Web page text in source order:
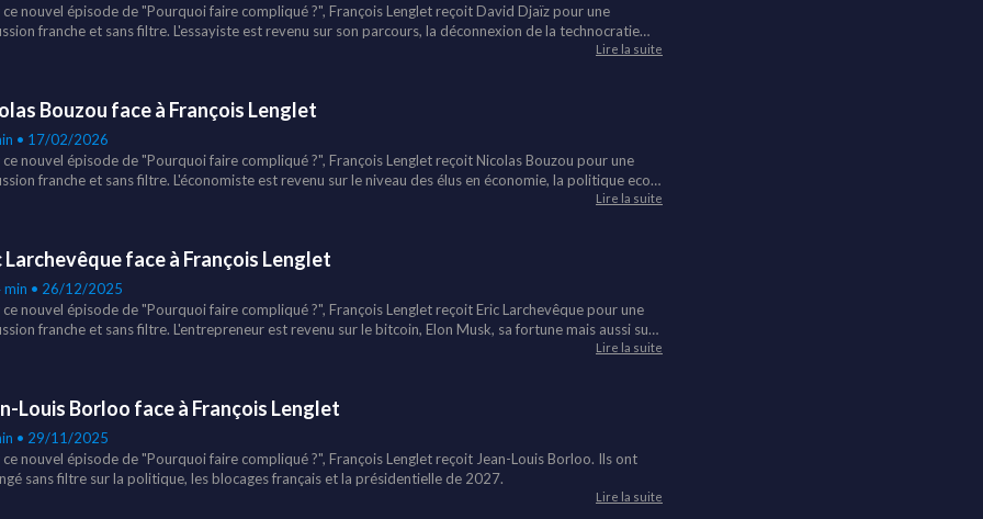
ce nouvel épisode de "Pourquoi faire compliqué ?", François Lenglet reçoit David Djaïz pour une
franche et sans filtre. L'essayiste est revenu sur son parcours, la déconnexion de la technocratie
les coulisses du pouvoir en tant qu'ancien conseiller d'Emmanuel Macron, les enjeux de 2027,Lire la suite
Bouzou face à François Lenglet
• 17/02/2026
nouvel épisode de "Pourquoi faire compliqué ?", François Lenglet reçoit Nicolas Bouzou pour une
franche et sans filtre. L'économiste est revenu sur le niveau des élus en économie, la politique eco
Lire la suite
Larchevêque face à François Lenglet
min • 26/12/2025
nouvel épisode de "Pourquoi faire compliqué ?", François Lenglet reçoit Eric Larchevêque pour une
franche et sans filtre. L'entrepreneur est revenu sur le bitcoin, Elon Musk, sa fortune mais aussi sur
Lire la suite
Louis Borloo face à François Lenglet
• 29/11/2025
ce nouvel épisode de "Pourquoi faire compliqué ?", François Lenglet reçoit Jean-Louis Borloo. Ils ont
sans filtre sur la politique, les blocages français et la présidentielle de 2027.
Lire la suite